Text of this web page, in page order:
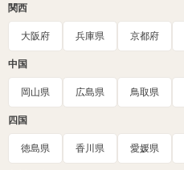
関西
大阪府 兵庫県 京都府
中国
岡山県 広島県 鳥取県
四国
徳島県 香川県 愛媛県